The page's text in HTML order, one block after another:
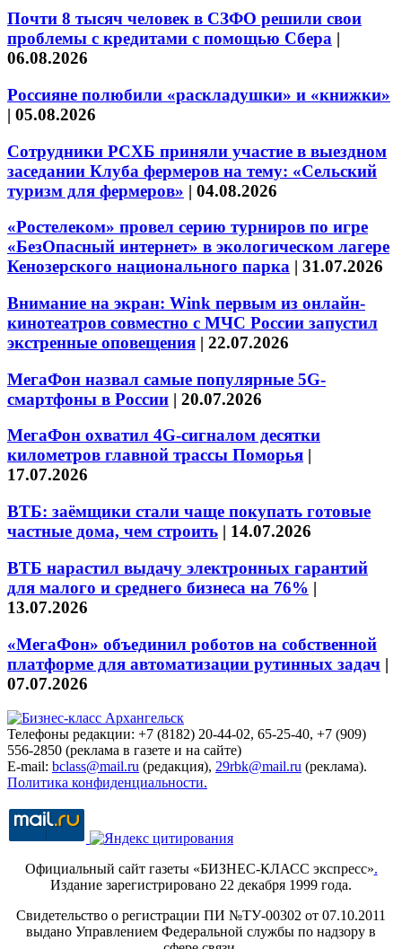
Почти 8 тысяч человек в СЗФО решили свои
проблемы с кредитами с помощью Сбера |
06.08.2026
Россияне полюбили «раскладушки» и «книжки»
| 05.08.2026
Сотрудники РСХБ приняли участие в выездном
заседании Клуба фермеров на тему: «Сельский
туризм для фермеров» | 04.08.2026
«Ростелеком» провел серию турниров по игре
«БезОпасный интернет» в экологическом лагере
Кенозерского национального парка | 31.07.2026
Внимание на экран: Wink первым из онлайн-
кинотеатров совместно с МЧС России запустил
экстренные оповещения | 22.07.2026
МегаФон назвал самые популярные 5G-
смартфоны в России | 20.07.2026
МегаФон охватил 4G-сигналом десятки
километров главной трассы Поморья |
17.07.2026
ВТБ: заёмщики стали чаще покупать готовые
частные дома, чем строить | 14.07.2026
ВТБ нарастил выдачу электронных гарантий
для малого и среднего бизнеса на 76% |
13.07.2026
«МегаФон» объединил роботов на собственной
платформе для автоматизации рутинных задач |
07.07.2026
Телефоны редакции: +7 (8182) 20-44-02, 65-25-40, +7 (909)
556-2850 (реклама в газете и на сайте)
E-mail: bclass@mail.ru (редакция), 29rbk@mail.ru (реклама).
Политика конфиденциальности.
Официальный сайт газеты «БИЗНЕС-КЛАСС экспресс».
Издание зарегистрировано 22 декабря 1999 года.
Свидетельство о регистрации ПИ №ТУ-00302 от 07.10.2011
выдано Управлением Федеральной службы по надзору в